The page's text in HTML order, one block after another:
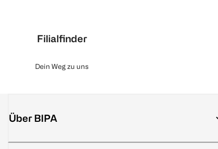
Filialfinder
Dein Weg zu uns
Über BIPA